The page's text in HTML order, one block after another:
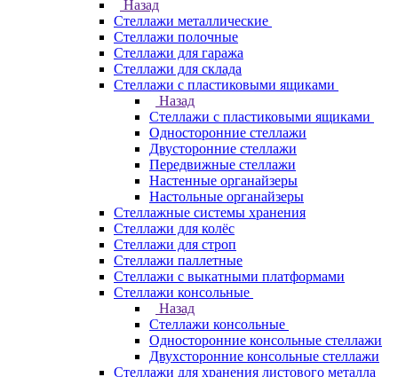
Назад
Стеллажи металлические
Стеллажи полочные
Стеллажи для гаража
Стеллажи для склада
Стеллажи с пластиковыми ящиками
Назад
Стеллажи с пластиковыми ящиками
Односторонние стеллажи
Двусторонние стеллажи
Передвижные стеллажи
Настенные органайзеры
Настольные органайзеры
Стеллажные системы хранения
Стеллажи для колёс
Стеллажи для строп
Стеллажи паллетные
Стеллажи с выкатными платформами
Стеллажи консольные
Назад
Стеллажи консольные
Односторонние консольные стеллажи
Двухсторонние консольные стеллажи
Стеллажи для хранения листового металла